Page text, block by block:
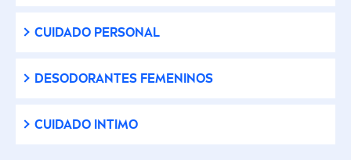
CUIDADO PERSONAL
DESODORANTES FEMEN INOS
CUIDADO INTIMO